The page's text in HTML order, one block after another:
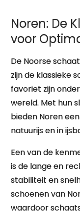
Noren: De
voor
De Noorse
zijn de klassieke
favoriet zijn
wereld. Met hun
bieden Noren
natuurijs en in
Een van de
is de lange en
stabiliteit en
schoenen van
waardoor